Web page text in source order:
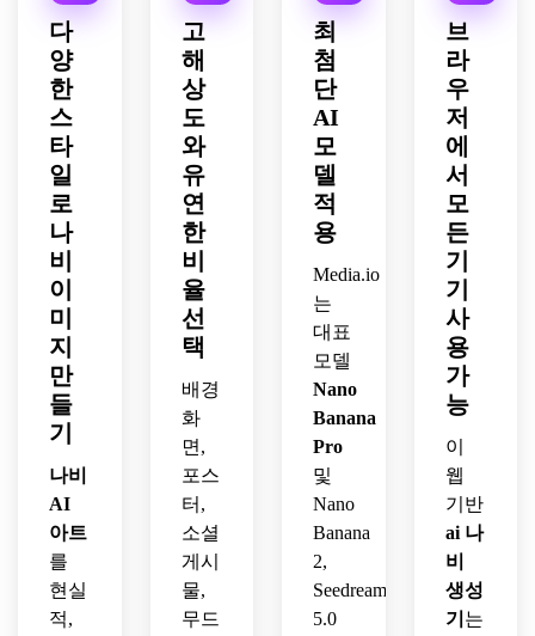
학,
깨끗
한 하
이테
크 분
위기,
정교
한
SF
렌더
와 섬
세한
제작
감.
색상,
밝은
영감
아트
한 디
테일.
디오
조명,
정밀
수작
업,
현대
적 장
식 분
위기,
날카
로운
가장
자리
와 촉
감 종
이 질
감,
공유
하기
좋은
디자
인 분
위기.
다
양
한
스
타
일
로
나
비
이
미
지
만
들
기
나비
AI
아트
를
현실
적,
고
해
상
도
와
유
연
한
비
율
선
택
배경
화
면,
포스
터,
소셜
게시
물,
무드
최
첨
단
AI
모
델
적
용
Media.io
는
대표
모델
Nano
Banana
Pro
및
Nano
Banana
2,
Seedream
5.0
브
라
우
저
에
서
모
든
기
기
사
용
가
능
이
웹
기반
ai 나
비
생성
기 는